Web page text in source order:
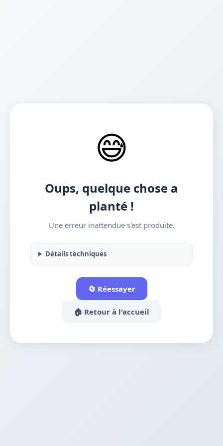
😅
Oups, quelque chose a
planté !
Une erreur inattendue s'est produite.
Détails techniques
🔄 Réessayer
🏠 Retour à l'accueil